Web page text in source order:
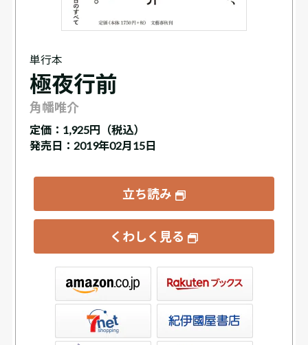
単行本
極夜行前
角幡唯介
定価： 1,925円（税込）
発売日：2019年02月15日
立ち読み
くわしく見る
書店ウェブストア